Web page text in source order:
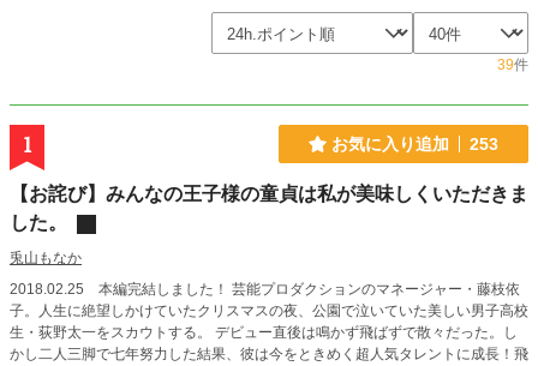
39件
1 お気に入り追加 253
【お詫び】みんなの王子様の童貞は私が美味しくいただきま
した。
兎山もなか
2018.02.25 本編完結しました！ 芸能プロダクションのマネージャー・藤枝依
子。人生に絶望しかけていたクリスマスの夜、公園で泣いていた美しい男子高校
生・荻野太一をスカウトする。 デビュー直後は鳴かず飛ばずで散々だった。し
かし二人三脚で七年努力した結果、彼は今をときめく超人気タレントに成長！飛